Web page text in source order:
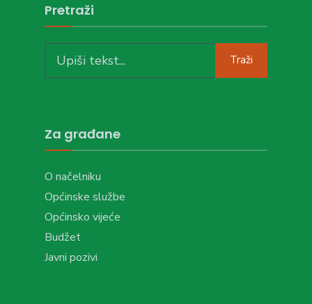
Pretraži
for:
Traži
Za građane
O načelniku
Općinske službe
Općinsko vijeće
Budžet
Javni pozivi